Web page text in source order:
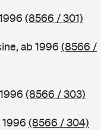
(8566 / 301)
ab 1996 (8566 /
(8566 / 303)
1996 (8566 / 304)